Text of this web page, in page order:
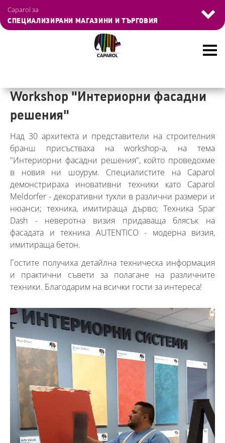
to
main
content
Caparol за
СПЕЦИАЛИЗИРАНИ МАГАЗИНИ И ТЪРГОВИЯ
Workshop "Интериорни фасадни
решения"
Над 30 архитекта и представители на строителния
бранш присъстваха на workshop-а, на тема
"Интериорни фасадни решения", който проведохме
в новия ни шоурум. Специалистите на Caparol
демонстрираха иновативни техники като Caparol
Meldorfer - декоративни тухли в различни размери и
нюанси; техника, имитираща дърво; Техника Spar
Dash - неверотна визия придаваща блясък на
фасадата и техника AUTENTICO - модерна визия,
имитираща бетон.
Гостите получиха детайлна техническа информация
и практични съвети за полагане на различните
техники. Благодарим на всички гости за интереса!
Управление на бисквитките